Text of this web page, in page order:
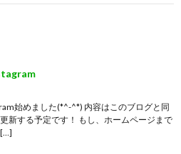
始めました(*^-^*) 内容はこのブログと同
新する予定です！ もし、ホームページまで
[…]